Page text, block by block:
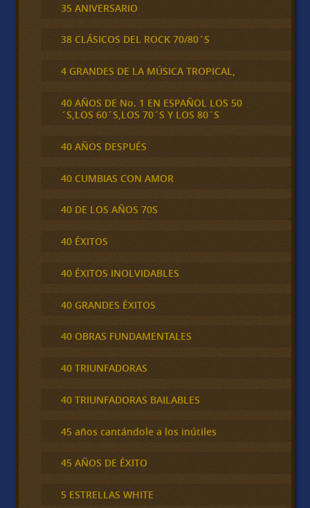
35 ANIVERSARIO
38 CLÁSICOS DEL ROCK 70/80´S
4 GRANDES DE LA MÚSICA TROPICAL,
40 AÑOS DE No. 1 EN ESPAÑOL LOS 50
´S,LOS 60´S,LOS 70´S Y LOS 80´S
40 AÑOS DESPUÉS
40 CUMBIAS CON AMOR
40 DE LOS AÑOS 70S
40 ÉXITOS
40 ÉXITOS INOLVIDABLES
40 GRANDES ÉXITOS
40 OBRAS FUNDAMENTALES
40 TRIUNFADORAS
40 TRIUNFADORAS BAILABLES
45 años cantándole a los inútiles
45 AÑOS DE ÉXITO
5 ESTRELLAS WHITE